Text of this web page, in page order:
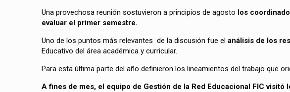
Una provechosa reunión sostuvieron a principios de agosto los
evaluar el primer semestre.
Uno de los puntos más relevantes de la discusión fue el análisis de los
Educativo del área académica y curricular.
Para esta última parte del año definieron los lineamientos del trabajo que
A fines de mes, el equipo de Gestión de la Red Educacional FIC visitó